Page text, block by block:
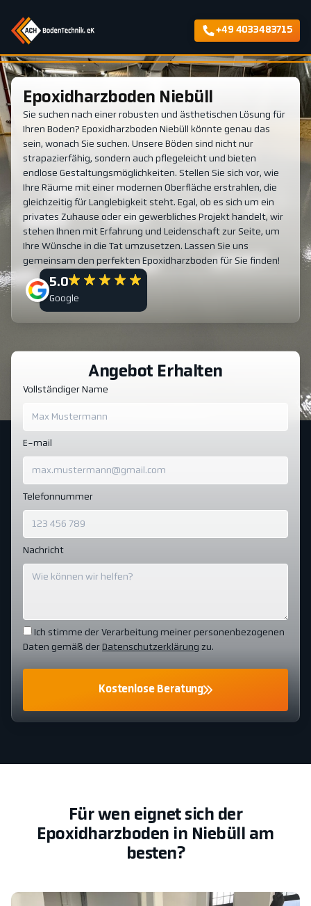
+49 4033483715
Epoxidharzboden Niebüll
Sie suchen nach einer robusten und ästhetischen Lösung für
Ihren Boden? Epoxidharzboden Niebüll könnte genau das
sein, wonach Sie suchen. Unsere Böden sind nicht nur
strapazierfähig, sondern auch pflegeleicht und bieten
endlose Gestaltungsmöglichkeiten. Stellen Sie sich vor, wie
Ihre Räume mit einer modernen Oberfläche erstrahlen, die
gleichzeitig für Langlebigkeit steht. Egal, ob es sich um ein
privates Zuhause oder ein gewerbliches Projekt handelt, wir
stehen Ihnen mit Erfahrung und Leidenschaft zur Seite, um
Ihre Wünsche in die Tat umzusetzen. Lassen Sie uns
gemeinsam den perfekten Epoxidharzboden für Sie finden!
5.0
Google
Angebot Erhalten
Vollständiger Name
E-mail
Telefonnummer
Nachricht
Ich stimme der Verarbeitung meiner personenbezogenen
Daten gemäß der Datenschutzerklärung zu.
Kostenlose Beratung
Für wen eignet sich der
Epoxidharzboden in Niebüll am
besten?